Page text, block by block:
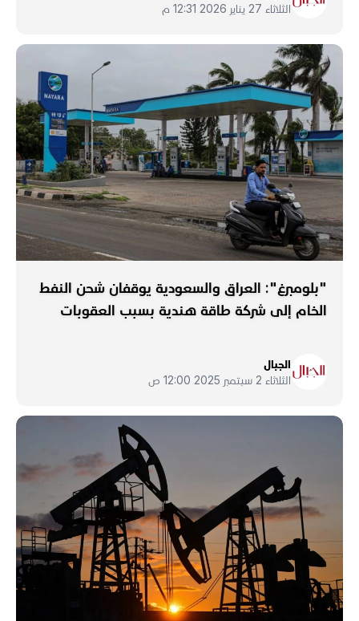
الثلاثاء 27 يناير 2026 12:31 م
"بلومبرغ": العراق والسعودية يوقفان شحن النفط
الخام إلى شركة طاقة هندية بسبب العقوبات
الجبال
الثلاثاء 2 سبتمبر 2025 12:00 ص